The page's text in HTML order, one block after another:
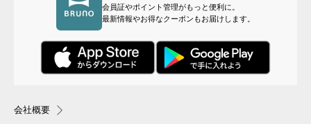
会員証やポイント管理がもっと便利に。
最新情報やお得なクーポンもお届けします。
会社概要